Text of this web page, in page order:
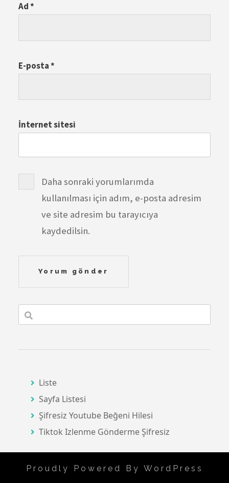
Ad*
E-posta*
İnternet sitesi
Daha sonraki yorumlarımda
kullanılması için adım, e-posta adresim
ve site adresim bu tarayıcıya
kaydedilsin.
Liste
Sayfa Listesi
Şifresiz Youtube Beğeni Hilesi
Tiktok Izlenme Gönderme Şifresiz
Proudly Powered By WordPress